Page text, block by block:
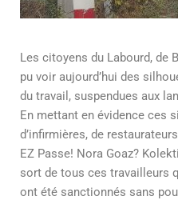
Les citoyens du Labourd, de
pu voir aujourd’hui des
du travail, suspendues aux
En mettant en évidence ces
d’infirmières, de
EZ Passe! Nora Goaz?
sort de tous ces travailleurs
ont été sanctionnés sans